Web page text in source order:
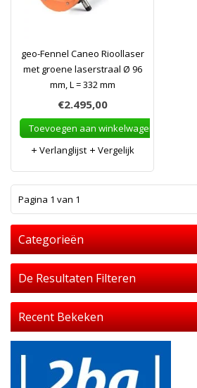
geo-Fennel Caneo Rioollaser
met groene laserstraal Ø 96
mm, L = 332 mm
€2.495,00
Toevoegen aan winkelwagen
Verlanglijst
Vergelijk
Pagina 1 van 1
Categorieën
De Resultaten Filteren
Recent Bekeken